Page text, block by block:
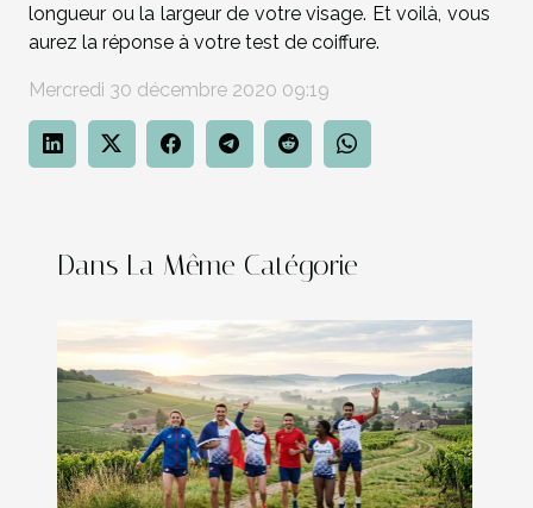
longueur ou la largeur de votre visage. Et voilà, vous
aurez la réponse à votre test de coiffure.
Mercredi 30 décembre 2020 09:19
Dans La Même Catégorie